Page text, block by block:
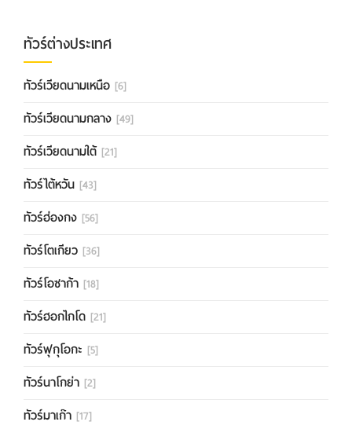
ทัวร์ต่างประเทศ
ทัวร์เวียดนามเหนือ [6]
ทัวร์เวียดนามกลาง [49]
ทัวร์เวียดนามใต้ [21]
ทัวร์ไต้หวัน [43]
ทัวร์ฮ่องกง [56]
ทัวร์โตเกียว [36]
ทัวร์โอซาก้า [18]
ทัวร์ฮอกไกโด [21]
ทัวร์ฟุกุโอกะ [5]
ทัวร์นาโกย่า [2]
ทัวร์มาเก๊า [17]